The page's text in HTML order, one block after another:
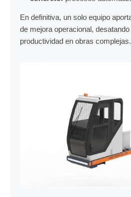
En definitiva, un solo equipo
de mejora operacional,
productividad en obras complejas.